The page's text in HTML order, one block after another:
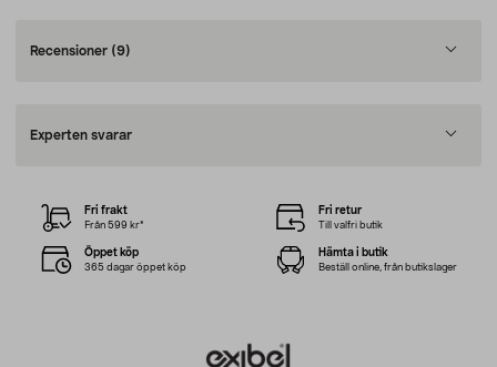
Recensioner (9)
Experten svarar
Fri frakt
Från 599 kr*
Fri retur
Till valfri butik
Öppet köp
365 dagar öppet köp
Hämta i butik
Beställ online, från butikslager